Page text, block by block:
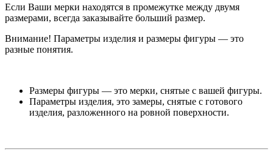
Если Ваши мерки находятся в промежутке между двумя
размерами, всегда заказывайте больший размер.
Внимание! Параметры изделия и размеры фигуры — это
разные понятия.
Размеры фигуры — это мерки, снятые с вашей фигуры.
Параметры изделия, это замеры, снятые с готового
изделия, разложенного на ровной поверхности.